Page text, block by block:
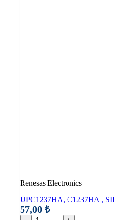
Renesas Electronics
UPC1237HA, C1237HA ,
57,00 ₺